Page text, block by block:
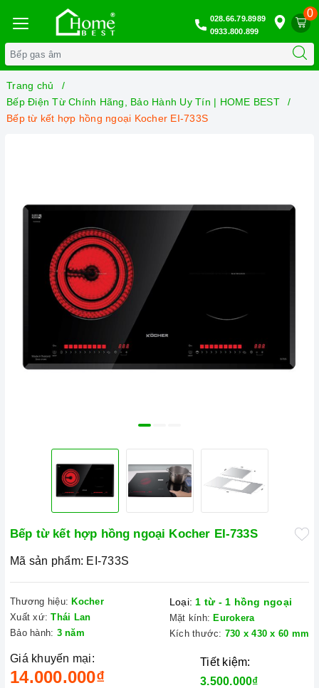
0
028.66.79.8989
0933.800.899
Trang chủ
Bếp Điện Từ Chính Hãng, Bảo Hành Uy Tín | HOME BEST
Bếp từ kết hợp hồng ngoại Kocher EI-733S
Bếp từ kết hợp hồng ngoại Kocher EI-733S
Mã sản phẩm: EI-733S
Thương hiệu: Kocher
Xuất xứ: Thái Lan
Bảo hành: 3 năm
Loại: 1 từ - 1 hồng ngoại
Mặt kính: Eurokera
Kích thước: 730 x 430 x 60 mm
Giá khuyến mại:
14.000.000₫
Tiết kiệm:
3.500.000₫